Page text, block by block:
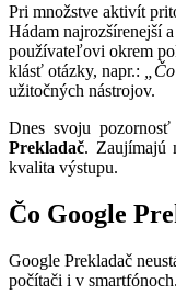
Pri množstve aktivít
Hádam najrozšírenejší
používateľovi okrem
klásť otázky, napr.:
užitočných nástrojov.
Dnes svoju
Prekladač. Zaujímajú
kvalita výstupu.
Čo Google
Google Prekladač
počítači i v